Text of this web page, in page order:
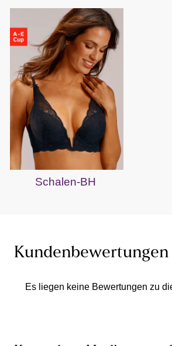
Schalen-BH
Kundenbewertungen
Es liegen keine Bewertungen zu